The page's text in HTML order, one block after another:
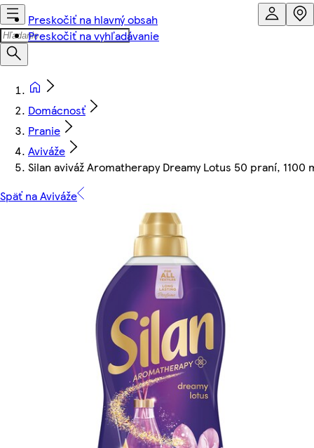
Preskočiť na hlavný obsah
Preskočiť na vyhľadávanie
Domácnosť
Pranie
Aviváže
Silan aviváž Aromatherapy Dreamy Lotus 50 praní, 1100
Späť na Aviváže